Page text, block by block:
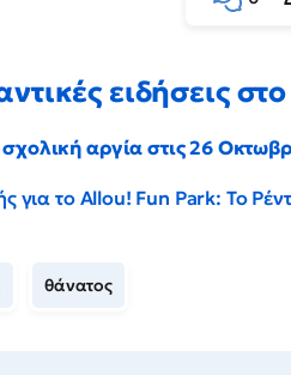
ειδήσεις
αργία στις 26
για το Allou! Fun Park: Το
θάνατος